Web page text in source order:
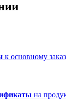
к основному
на